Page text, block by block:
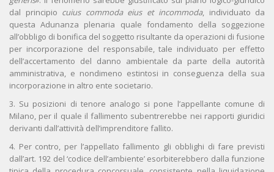
dal principio cuius commoda eius et incommoda, individuato da
questa Adunanza plenaria quale fondamento della soggezione
all’obbligo di bonifica del soggetto risultante da operazioni di fusione
per incorporazione del responsabile, tale individuato per effetto
dell’accertamento del danno ambientale da parte della autorità
amministrativa, e nondimeno estintosi in conseguenza della sua
incorporazione in altro ente societario.
3. Su posizioni di tenore analogo si pone l’appellante comune di
Milano, per il quale il fallimento subentrerebbe nei rapporti giuridici
derivanti dall’attività dell’imprenditore fallito.
4. Per contro, per l’appellato fallimento gli obblighi di fare previsti
dall’art. 192 del ‘codice dell’ambiente’ esorbiterebbero dalla funzione